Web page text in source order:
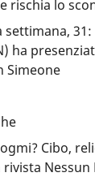
rischia lo
settimana,
ha
Simeone
Cibo,
Nessun